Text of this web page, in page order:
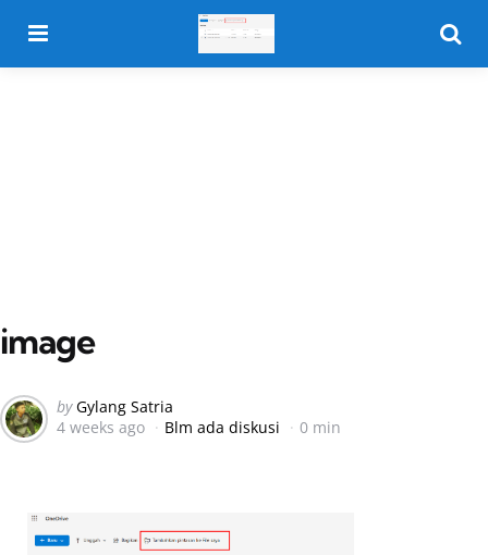
image
Posted
by
by Gylang Satria
4 weeks ago
Blm ada diskusi 0 min